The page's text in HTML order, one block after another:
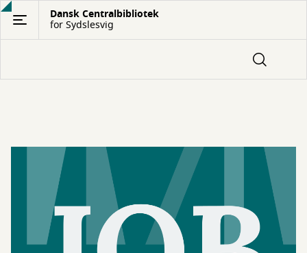
Gå
hovedindhold
Dansk Centralbibliotek
for Sydslesvig